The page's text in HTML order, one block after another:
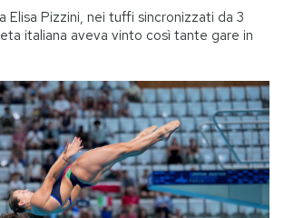
Elisa Pizzini, nei tuffi sincronizzati da 3
italiana aveva vinto così tante gare in